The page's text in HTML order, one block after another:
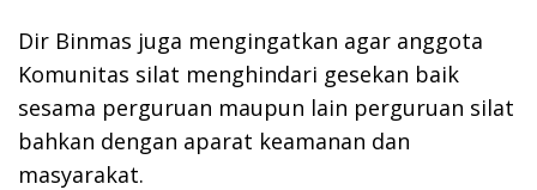
Dir Binmas juga mengingatkan agar anggota
Komunitas silat menghindari gesekan baik
sesama perguruan maupun lain perguruan silat
bahkan dengan aparat keamanan dan
masyarakat.